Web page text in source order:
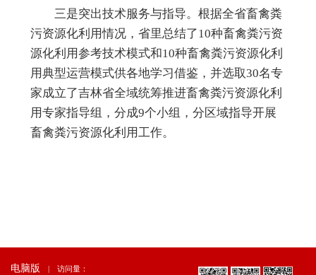
三是突出技术服务与指导。 根据全省畜禽粪
污资源化利用情况，省里总结了10种畜禽粪污资
源化利用参考技术模式和10种畜禽粪污资源化利
用典型运营模式供各地学习借鉴，并选取30名专
家成立了吉林省全域统筹推进畜禽粪污资源化利
用专家指导组，分成9个小组，分区域指导开展
畜禽粪污资源化利用工作。
电脑版 访问量：